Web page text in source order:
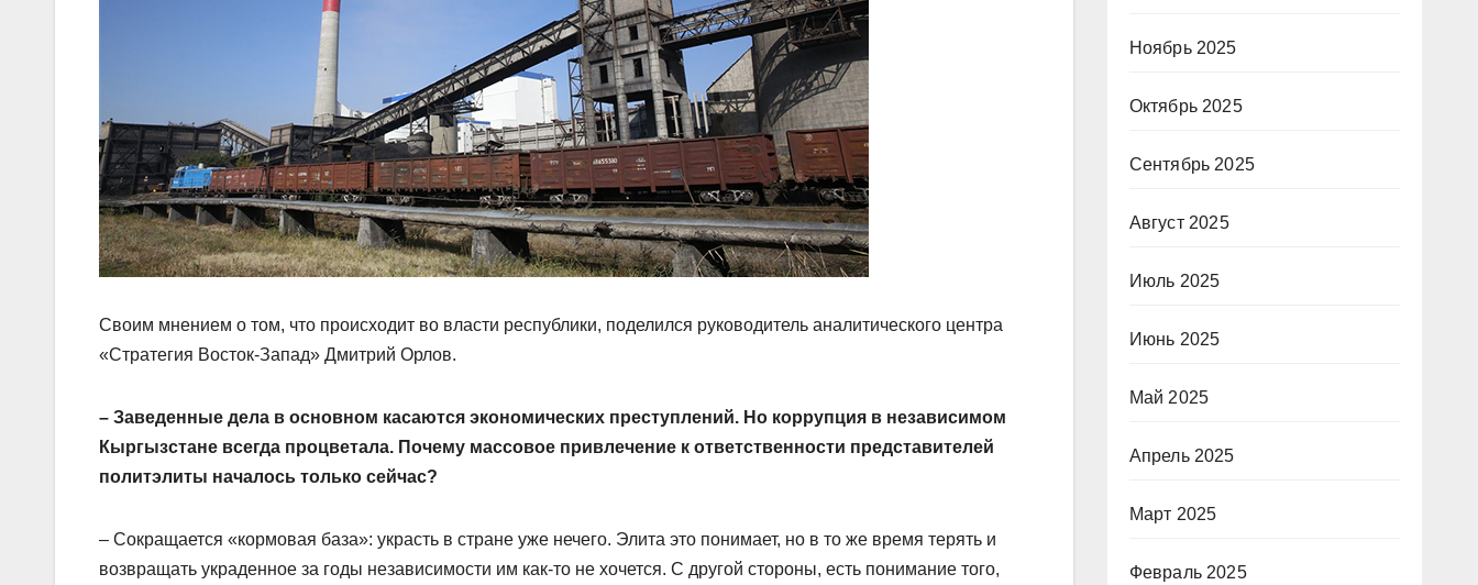
Своим мнением о том, что происходит во власти республики, поделился руководитель аналитического центра
«Стратегия Восток-Запад» Дмитрий Орлов.
– Заведенные дела в основном касаются экономических преступлений. Но коррупция в независимом
Кыргызстане всегда процветала. Почему массовое привлечение к ответственности представителей
политэлиты началось только сейчас?
– Сокращается «кормовая база»: украсть в стране уже нечего. Элита это понимает, но в то же время терять и
возвращать украденное за годы независимости им как-то не хочется. С другой стороны, есть понимание того,
Ноябрь 2025
Октябрь 2025
Сентябрь 2025
Август 2025
Июль 2025
Июнь 2025
Май 2025
Апрель 2025
Март 2025
Февраль 2025